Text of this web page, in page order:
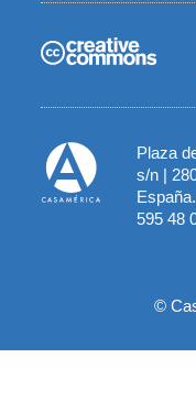
Plaza
s/n |
595 48
©